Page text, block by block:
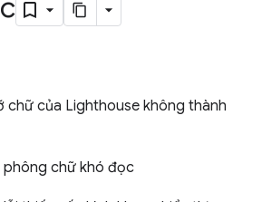
chữ của Lighthouse không thành
chữ khó đọc